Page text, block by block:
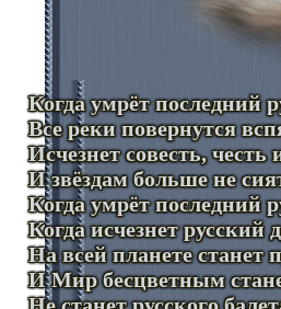
Когда умрёт последний
Все реки повернутся
Исчезнет совесть, честь
И звёздам больше не
Когда умрёт последний
Когда исчезнет русский
На всей планете станет
И Мир бесцветным